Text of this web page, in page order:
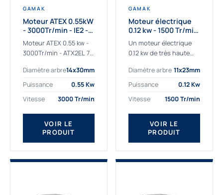
GAMAK
Moteur ATEX 0.55kW
- 3000Tr/min - IE2 -
Zone 2/22 -
Aluminium
Moteur ATEX 0.55 kw -
3000Tr/min - ATX2EL 71
pour les atmosphères
explosives Le moteur
Diamètre arbre14x30mm
Puissance
0.55 Kw
Vitesse
3000 Tr/min
VOIR LE
PRODUIT
GAMAK
Moteur électrique
0.12 kw - 1500 Tr/min
- 230/400V - IE2
Un moteur électrique
0.12 kw de très haute
applications les plus
sollicitées. Nous
fournissons des
moteurs électriques...
Diamètre arbre 11x23mm
Puissance
0.12 Kw
Vitesse
1500 Tr/min
VOIR LE
PRODUIT